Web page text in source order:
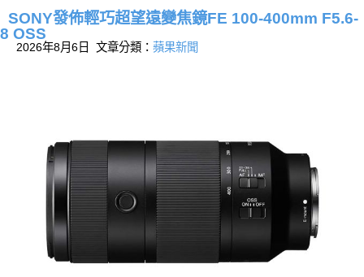
SONY發佈輕巧超望遠變焦鏡FE 100-400mm F5.6-
8 OSS
2026年8月6日 文章分類： 蘋果新聞